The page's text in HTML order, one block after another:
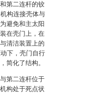
第二连杆的铰
构连接壳体与
避免和主太阳
在壳门上，在
清洁装置上的
下，壳门自行
简化了结构。
第二连杆位于
构处于死点状